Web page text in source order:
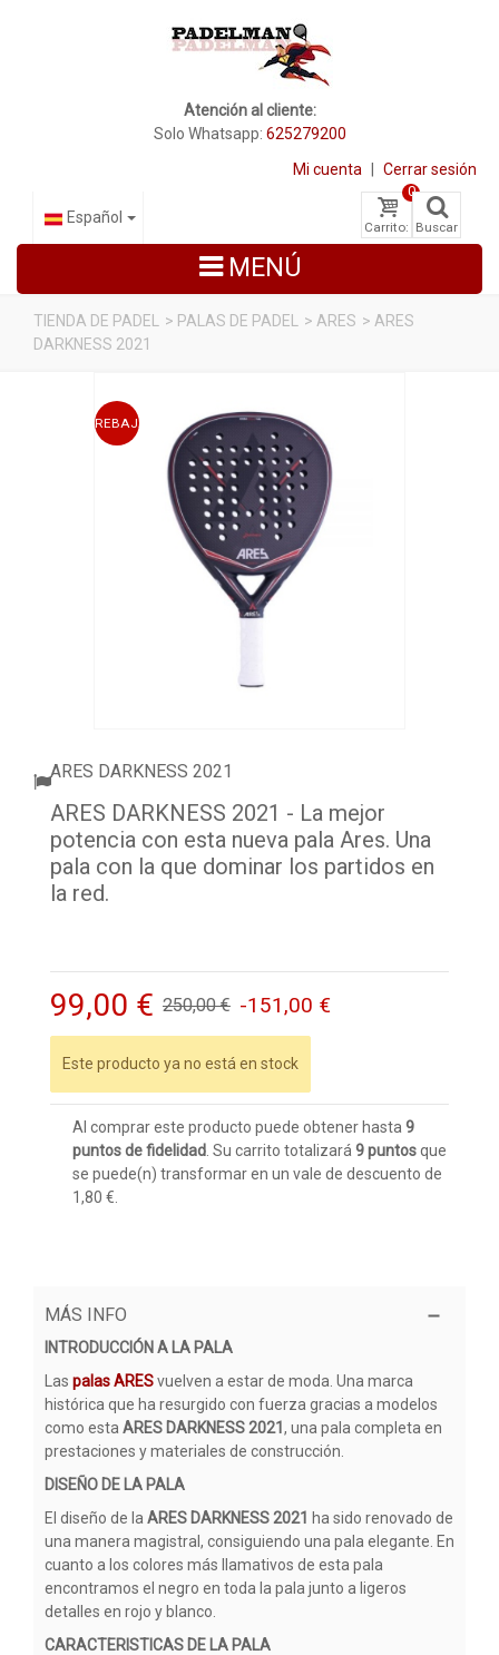
Atención al cliente:
Solo Whatsapp: 625279200
Mi cuenta Cerrar sesión
Carrito:
0
Buscar
Español
MENÚ
ZAPATILLAS DE PADEL
TIENDA DE PADEL > PALAS DE PADEL > ARES > ARES
DARKNESS 2021
REBAJADO
ARES DARKNESS 2021
ARES DARKNESS 2021 - La mejor
potencia con esta nueva pala Ares. Una
pala con la que dominar los partidos en
la red.
99,00 € 250,00 € -151,00 €
Este producto ya no está en stock
Al comprar este producto puede obtener hasta 9
puntos de fidelidad . Su carrito totalizará 9puntosque
se puede(n) transformar en un vale de descuento de
1,80 €
MÁS INFO
INTRODUCCIÓN A LA PALA
Las palas ARESvuelven a estar de moda. Una marca
histórica que ha resurgido con fuerza gracias a modelos
como esta ARES DARKNESS 2021, una pala completa en
prestaciones y materiales de construcción.
DISEÑO DE LA PALA
El diseño de la ARES DARKNESS 2021 ha sido renovado de
una manera magistral, consiguiendo una pala elegante. En
cuanto a los colores más llamativos de esta pala
encontramos el negro en toda la pala junto a ligeros
detalles en rojo y blanco.
CARACTERISTICAS DE LA PALA